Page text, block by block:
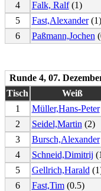
4
Falk, Ralf(1)
5
Fast,Alexander(1)
6
Paßmann,Jochen
Runde 4, 07.
Tisch
Weiß
1
Müller,Hans-Peter
2
Seidel,Martin (2)
3
Bursch,Alexander
4
Schneid,Dimitrij
5
Gellrich,Harald
6
Fast,Tim(0.5)